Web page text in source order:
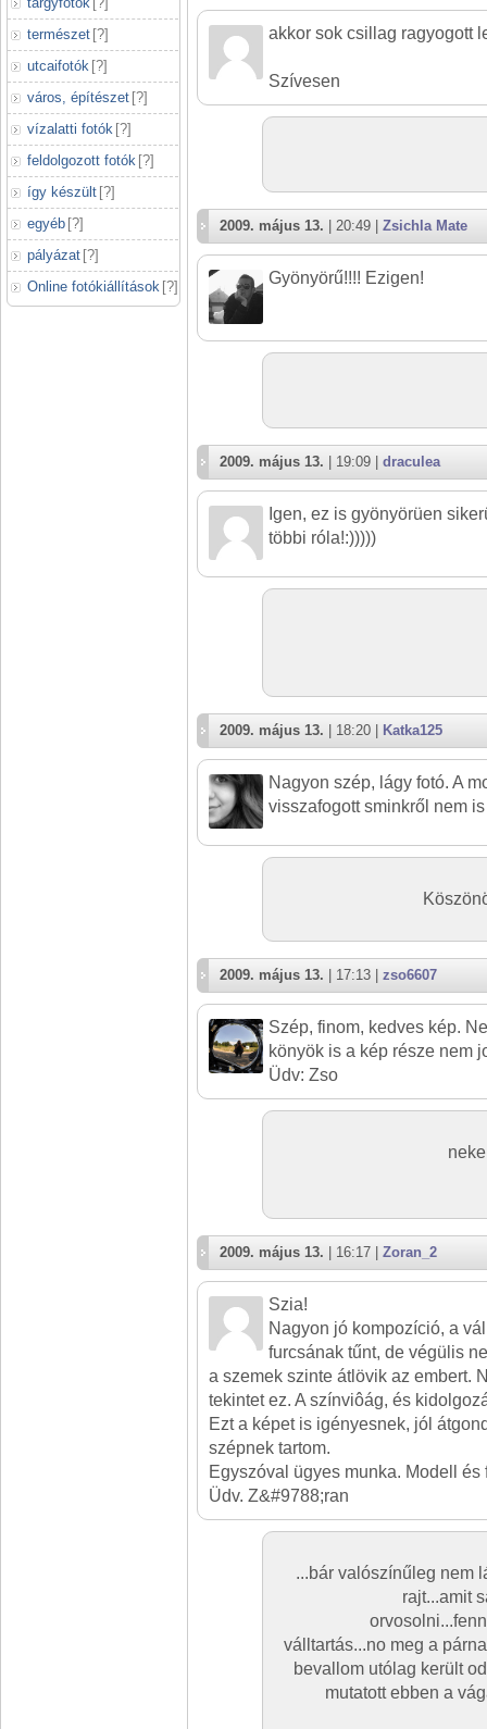
természet [?]
utcaifotók [?]
város, építészet [?]
vízalatti fotók [?]
feldolgozott fotók [?]
így készült [?]
egyéb [?]
pályázat [?]
Online fotókiállítások [?]
akkor sok csillag ragyogott
Szívesen
2009. május 13. | 20:49 | Zsichla Mate
Gyönyörű!!!! Ezigen!
2009. május 13. | 19:09 | draculea
Igen, ez is gyönyörüen
többi róla!:)))))
2009. május 13. | 18:20 | Katka125
Nagyon szép, lágy fotó. A
visszafogott sminkről nem
2009. május 13. | 17:13 | zso6607
Szép, finom, kedves kép.
könyök is a kép része nem
Üdv: Zso
2009. május 13. | 16:17 | Zoran_2
Szia!
Nagyon jó kompozíció, a
furcsának tűnt, de végülis
a szemek szinte átlövik az embert.
tekintet ez. A színviôág, és
Ezt a képet is igényesnek, jól
szépnek tartom.
Egyszóval ügyes munka. Modell és
Üdv. Z&#9788;ran
...bár valószínűleg nem
rajt...amit
válltartás...no meg a
bevallom utólag került
mutatott ebben a